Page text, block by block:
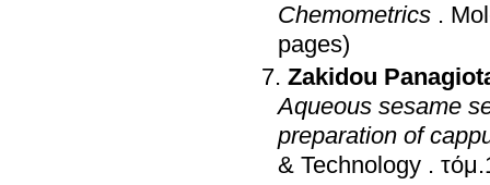
Chemometrics .
pages)
Zakidou
Aqueous sesame
preparation of
& Technology .